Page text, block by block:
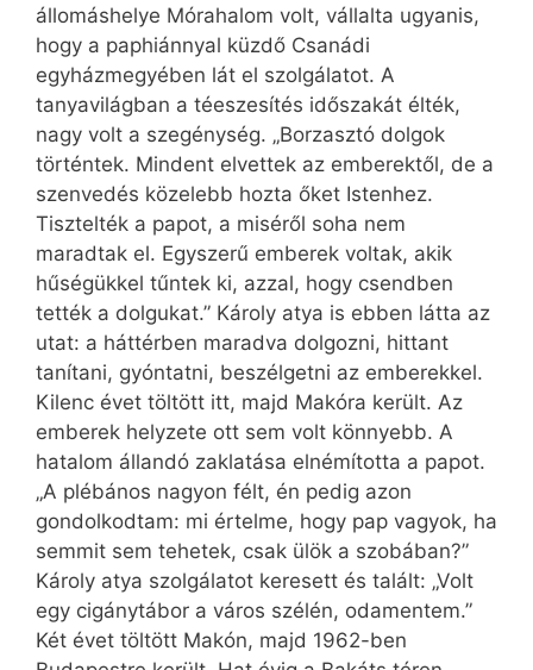
állomáshelye Mórahalom volt, vállalta ugyanis,
hogy a paphiánnyal küzdő Csanádi
egyházmegyében lát el szolgálatot. A
tanyavilágban a téeszesítés időszakát élték,
nagy volt a szegénység. „Borzasztó dolgok
történtek. Mindent elvettek az emberektől, de a
szenvedés közelebb hozta őket Istenhez.
Tisztelték a papot, a miséről soha nem
maradtak el. Egyszerű emberek voltak, akik
hűségükkel tűntek ki, azzal, hogy csendben
tették a dolgukat.” Károly atya is ebben látta az
utat: a háttérben maradva dolgozni, hittant
tanítani, gyóntatni, beszélgetni az emberekkel.
Kilenc évet töltött itt, majd Makóra került. Az
emberek helyzete ott sem volt könnyebb. A
hatalom állandó zaklatása elnémította a papot.
„A plébános nagyon félt, én pedig azon
gondolkodtam: mi értelme, hogy pap vagyok, ha
semmit sem tehetek, csak ülök a szobában?”
Károly atya szolgálatot keresett és talált: „Volt
egy cigánytábor a város szélén, odamentem.”
Két évet töltött Makón, majd 1962-ben